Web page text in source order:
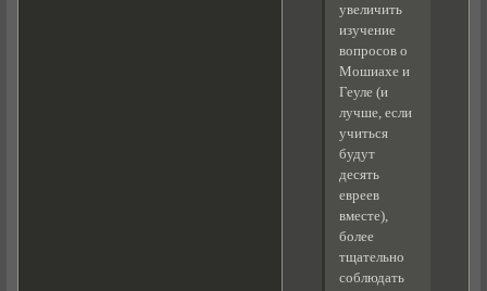
увеличить
изучение
вопросов о
Мошиахе и
Геуле (и
лучше, если
учиться
будут
десять
евреев
вместе),
более
тщательно
соблюдать